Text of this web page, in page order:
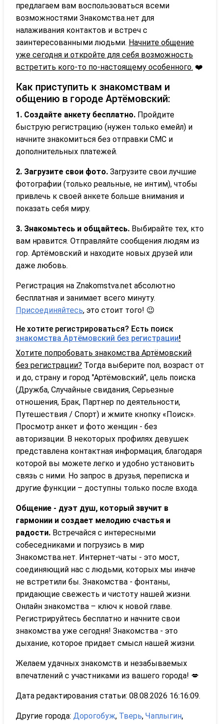
предлагаем вам воспользоваться всеми
возможностями Знакомства.нет для
налаживания контактов и встреч с
заинтересованными людьми. Начните общение
уже сегодня и откройте для себя возможность
встретить кого-то по-настоящему особенного. ❤️
Как приступить к знакомствам и
общению в городе Артёмовский:
1. Создайте анкету бесплатно. Пройдите
быструю регистрацию (нужен только емейл) и
начните знакомиться без отправки СМС и
дополнительных платежей.
2. Загрузите свои фото. Загрузите свои лучшие
фотографии (только реальные, не интим), чтобы
привлечь к своей анкете больше внимания и
показать себя миру.
3. Знакомьтесь и общайтесь. Выбирайте тех, кто
вам нравится. Отправляйте сообщения людям из
гор. Артёмовский и находите новых друзей или
даже любовь.
Регистрация на Znakomstva.net абсолютно
бесплатная и занимает всего минуту.
Присоединяйтесь, это стоит того! 😉
Не хотите регистрироваться? Есть поиск
знакомства Артёмовский без регистрации!
Хотите попробовать знакомства Артёмовский
без регистрации? Тогда выберите пол, возраст от
и до, страну и город "Артёмовский", цель поиска
(Дружба, Случайные свидания, Серьезные
отношения, Брак, Партнер по деятельности,
Путешествия / Спорт) и жмите кнопку «Поиск».
Просмотр анкет и фото женщин - без
авторизации. В некоторых профилях девушек
представлена контактная информация, благодаря
которой вы можете легко и удобно установить
связь с ними. Но запрос в друзья, переписка и
другие функции – доступны только после входа.
Общение - дуэт душ, который звучит в
гармонии и создает мелодию счастья и
радости. Встречайся с интересными
собеседниками и погрузись в мир
Знакомства.нет. Интернет-чаты - это мост,
соединяющий нас с людьми, которых мы иначе
не встретили бы. Знакомства - фонтаны,
придающие свежесть и чистоту нашей жизни.
Онлайн знакомства – ключ к новой главе.
Регистрируйтесь бесплатно и начните свои
знакомства уже сегодня! Знакомства - это
дыхание, которое придает смысл нашей жизни.
Желаем удачных знакомств и незабываемых
впечатлений с участниками из вашего города! 💋
Дата редактирования статьи: 08.08.2026 16:16:09.
Другие города: Дорогобуж, Тверь, Чаплыгин,